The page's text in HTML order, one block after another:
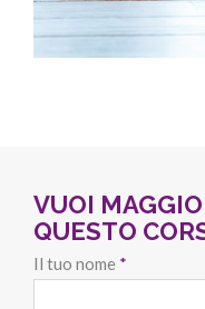
VUOI
QUESTO
Il tuo nome *